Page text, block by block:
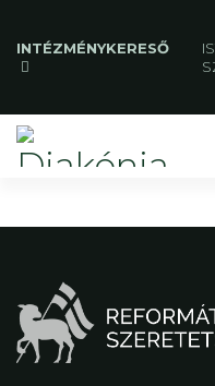
INTÉZMÉNYKERESŐ